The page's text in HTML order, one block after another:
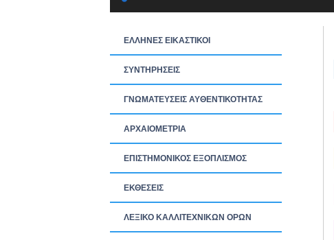
ΕΛΛΗΝΕΣ ΕΙΚΑΣΤΙΚΟΙ
ΣΥΝΤΗΡΗΣΕΙΣ
ΓΝΩΜΑΤΕΥΣΕΙΣ ΑΥΘΕΝΤΙΚΟΤΗΤΑΣ
ΑΡΧΑΙΟΜΕΤΡΙΑ
ΕΠΙΣΤΗΜΟΝΙΚΟΣ ΕΞΟΠΛΙΣΜΟΣ
ΕΚΘΕΣΕΙΣ
ΛΕΞΙΚΟ ΚΑΛΛΙΤΕΧΝΙΚΩΝ ΟΡΩΝ